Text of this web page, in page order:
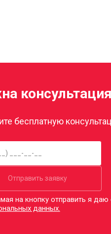
бесплатную
Отправить заявку
на кнопку отправить я даю
данных.